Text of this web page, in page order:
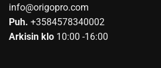
info@origopro.com
Puh. +3584578340002
Arkisin klo 10:00 -16:00